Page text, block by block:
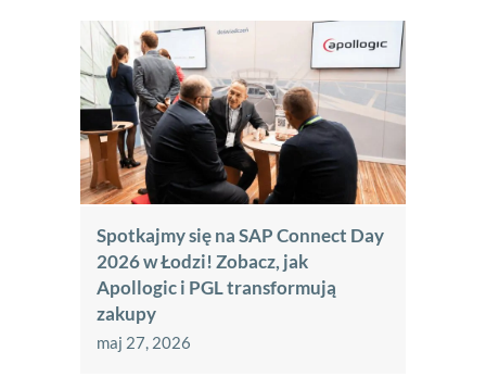
Spotkajmy się na SAP Connect Day
2026 w Łodzi! Zobacz, jak
Apollogic i PGL transformują
zakupy
maj 27, 2026